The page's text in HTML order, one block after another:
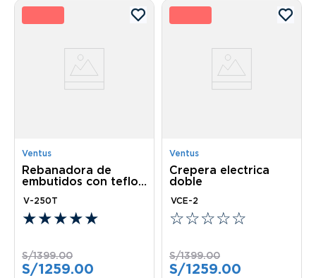
%
Ventus
Rebanadora de
embutidos con teflon
V-250T
★★★★★
S/1399.00
S/1259.00
10
Ventus
Crepera electrica
doble
VCE-2
☆☆☆☆☆
S/1399.00
S/1259.00